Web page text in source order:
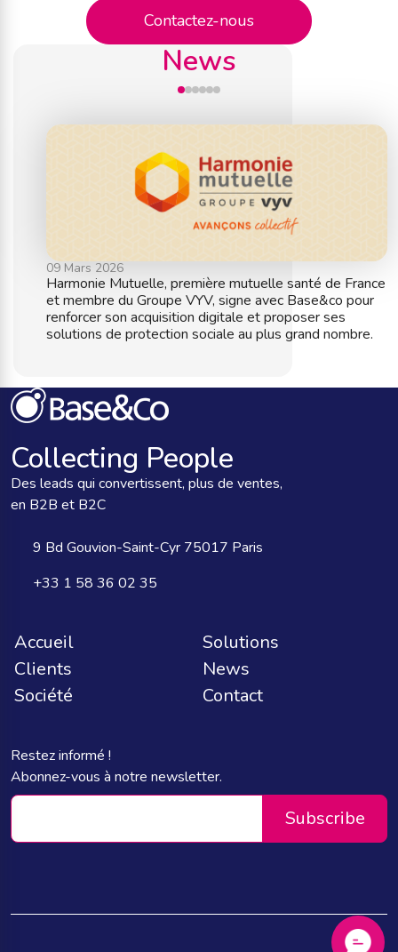
Contactez-nous
News
09 Mars 2026
Harmonie Mutuelle, première mutuelle santé de France
et membre du Groupe VYV, signe avec Base&co pour
renforcer son acquisition digitale et proposer ses
solutions de protection sociale au plus grand nombre.
Collecting People
Des leads qui convertissent, plus de ventes,
en B2B et B2C
9 Bd Gouvion-Saint-Cyr 75017 Paris
+33 1 58 36 02 35
Accueil
Solutions
Clients
News
Société
Contact
Restez informé !
Abonnez-vous à notre newsletter.